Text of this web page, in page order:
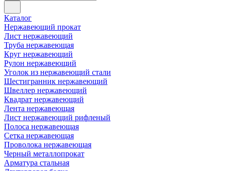
Каталог
Нержавеющий прокат
Лист нержавеющий
Труба нержавеющая
Круг нержавеющий
Рулон нержавеющий
Уголок из нержавеющий стали
Шестигранник нержавеющий
Швеллер нержавеющий
Квадрат нержавеющий
Лента нержавеющая
Лист нержавеющий рифленый
Полоса нержавеющая
Сетка нержавеющая
Проволока нержавеющая
Черный металлопрокат
Арматура стальная